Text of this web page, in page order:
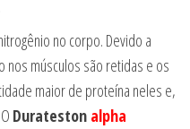
no corpo. Devido a
nos músculos são retidas e os
maior de proteína neles e,
Durateston alpha